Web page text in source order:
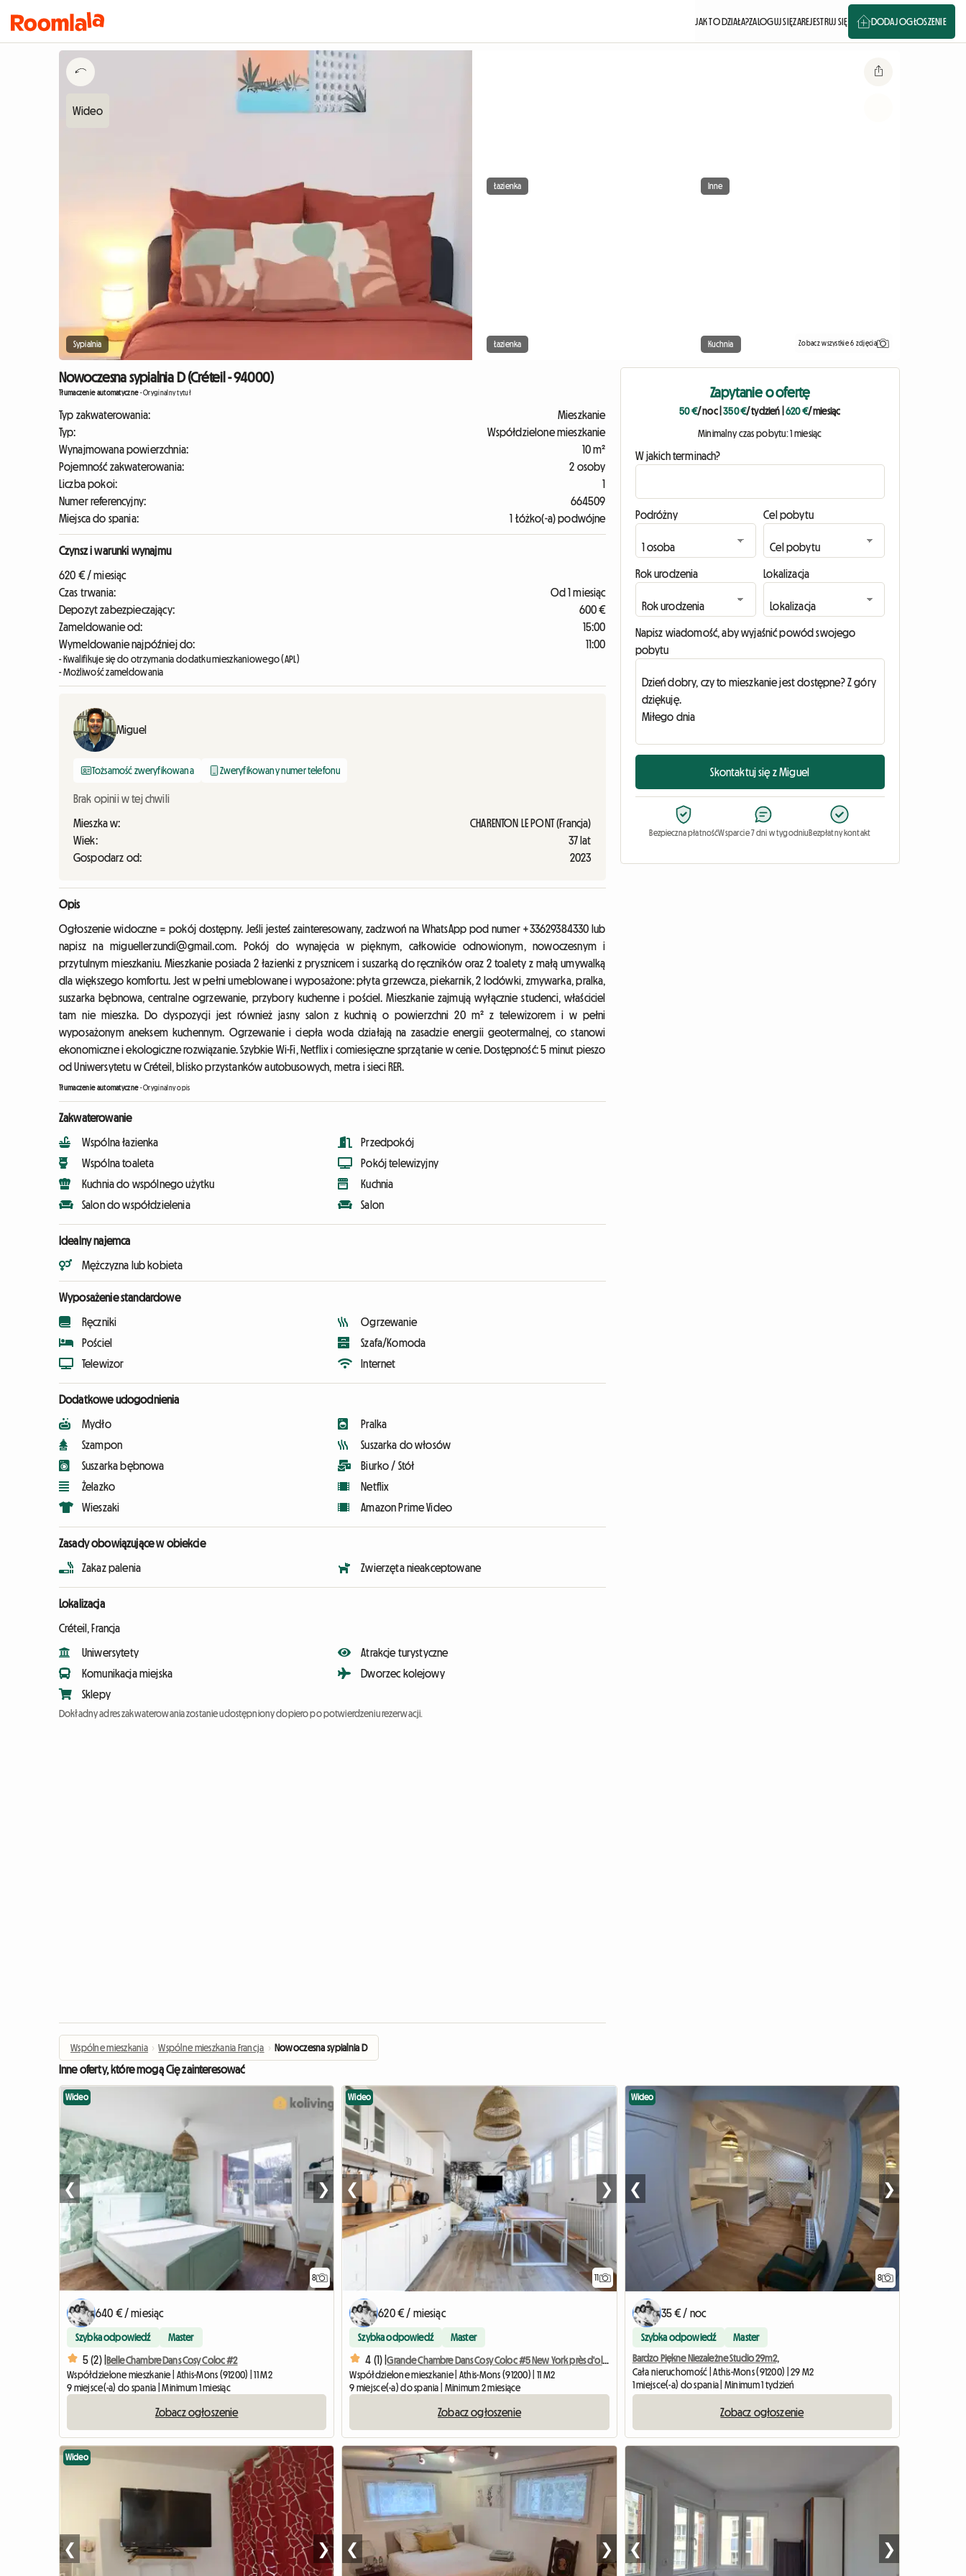
JAK TO DZIAŁA?ZALOGUJ SIĘZAREJESTRUJ SIĘ DODAJ OGŁOSZENIE
Sypialnia
Łazienka Inne
Łazienka Kuchnia Zobacz wszystkie 6 zdjęcia
Nowoczesna sypialnia D (Créteil - 94000)
Tłumaczenie automatyczne-Oryginalny tytuł
Typ zakwaterowania:
Mieszkanie
Typ:
Współdzielone mieszkanie
Wynajmowana powierzchnia:
10 m²
Pojemność zakwaterowania:
2 osoby
Liczba pokoi:
1
Numer referencyjny:
664509
Miejsca do spania:
1 Łóżko(-a) podwójne
Czynsz i warunki wynajmu
620 € / miesiąc
Czas trwania:
Od 1 miesiąc
Depozyt zabezpieczający:
600 €
Zameldowanie od:
15:00
Wymeldowanie najpóźniej do:
11:00
- Kwalifikuje się do otrzymania dodatku mieszkaniowego (APL)
- Możliwość zameldowania
Miguel
Tożsamość zweryfikowana Zweryfikowany numer telefonu
Brak opinii w tej chwili
Mieszka w:
CHARENTON LE PONT (Francja)
Wiek:
37 lat
Gospodarz od:
2023
Opis
Ogłoszenie widoczne = pokój dostępny. Jeśli jesteś zainteresowany, zadzwoń na WhatsApp pod numer +33629384330 lub
napisz na miguellerzundi@gmail.com. Pokój do wynajęcia w pięknym, całkowicie odnowionym, nowoczesnym i
przytulnym mieszkaniu. Mieszkanie posiada 2 łazienki z prysznicem i suszarką do ręczników oraz 2 toalety z małą umywalką
dla większego komfortu. Jest w pełni umeblowane i wyposażone: płyta grzewcza, piekarnik, 2 lodówki, zmywarka, pralka,
suszarka bębnowa, centralne ogrzewanie, przybory kuchenne i pościel. Mieszkanie zajmują wyłącznie studenci, właściciel
tam nie mieszka. Do dyspozycji jest również jasny salon z kuchnią o powierzchni 20 m² z telewizorem i w pełni
wyposażonym aneksem kuchennym. Ogrzewanie i ciepła woda działają na zasadzie energii geotermalnej, co stanowi
ekonomiczne i ekologiczne rozwiązanie. Szybkie Wi-Fi, Netflix i comiesięczne sprzątanie w cenie. Dostępność: 5 minut pieszo
od Uniwersytetu w Créteil, blisko przystanków autobusowych, metra i sieci RER.
Tłumaczenie automatyczne-Oryginalny opis
Zakwaterowanie
Wspólna łazienka
Wspólna toaleta
Kuchnia do wspólnego użytku
Salon do współdzielenia
Przedpokój
Pokój telewizyjny
Kuchnia
Salon
Idealny najemca
Mężczyzna lub kobieta
Wyposażenie standardowe
Ręczniki
Pościel
Telewizor
Ogrzewanie
Szafa/Komoda
Internet
Dodatkowe udogodnienia
Mydło
Szampon
Suszarka bębnowa
Żelazko
Wieszaki
Pralka
Suszarka do włosów
Biurko / Stół
Netflix
Amazon Prime Video
Zasady obowiązujące w obiekcie
Zakaz palenia Zwierzęta nieakceptowane
Lokalizacja
Créteil, Francja
Uniwersytety
Komunikacja miejska
Sklepy
Atrakcje turystyczne
Dworzec kolejowy
Dokładny adres zakwaterowania zostanie udostępniony dopiero po potwierdzeniu rezerwacji.
Zapytanie o ofertę
50 €/ noc|350 €/ tydzień 620 €/ miesiąc
Minimalny czas pobytu: 1 miesiąc
W jakich terminach?
Podróżny Cel pobytu
Rok urodzenia Lokalizacja
Napisz wiadomość, aby wyjaśnić powód swojego
pobytu
Skontaktuj się z Miguel
Bezpieczna płatnośćWsparcie 7 dni w tygodniuBezpłatny kontakt
Wspólne mieszkania › Wspólne mieszkania Francja › Nowoczesna sypialnia D
Inne oferty, które mogą Cię zainteresować
8
Wideo
❮ ❯
640 € / miesiąc
Szybka odpowiedź Master
5 (2) |Belle Chambre Dans Cosy Coloc #2
Współdzielone mieszkanie | Athis-Mons (91200) | 11 M2
9 miejsce(-a) do spania | Minimum 1 miesiąc
Zobacz ogłoszenie
11
Wideo
❮ ❯
620 € / miesiąc
Szybka odpowiedź Master
4 (1) |
Grande Chambre Dans Cosy Coloc #5 New York près d'olry
Współdzielone mieszkanie | Athis-Mons (91200) | 11 M2
9 miejsce(-a) do spania | Minimum 2 miesiące
Zobacz ogłoszenie
8
Wideo
❮ ❯
35 € / noc
Szybka odpowiedź Master
Bardzo Piękne Niezależne Studio 29m2,
Cała nieruchomość | Athis-Mons (91200) | 29 M2
1 miejsce(-a) do spania | Minimum 1 tydzień
Zobacz ogłoszenie
Wideo
❮ ❯ ❮ ❯ ❮ ❯